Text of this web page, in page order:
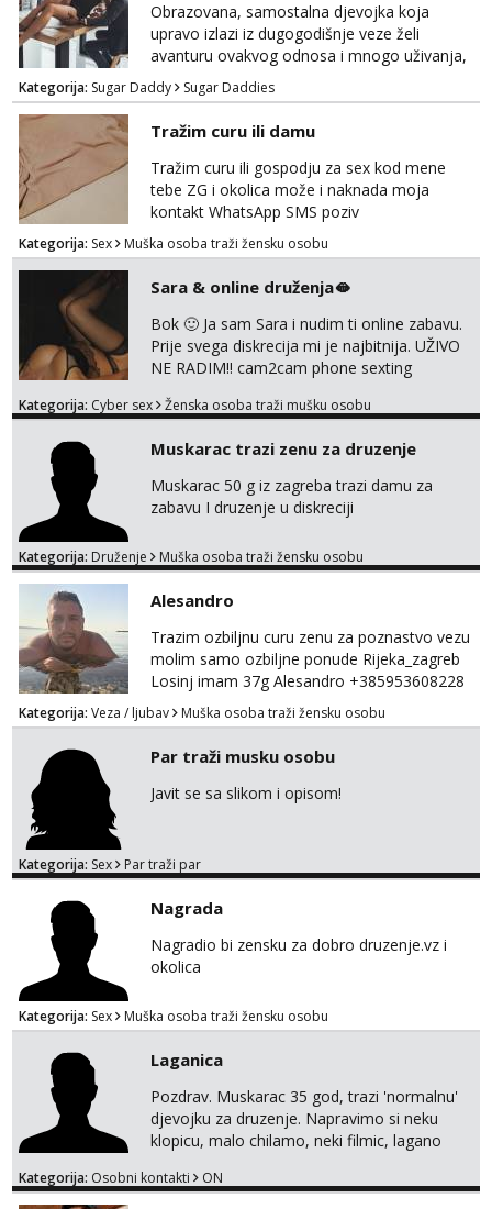
Obrazovana, samostalna djevojka koja
upravo izlazi iz dugogodišnje veze želi
avanturu ovakvog odnosa i mnogo uživanja,
poklona, pažnje i putovanja. Moguća i
poslovna saradnja ako nam se interesi
poklapaju. Mnogo senzualnosti i lijepe
energije. Javite mi se sa opisom što opširnijim
jer od toga ovisi da li ću odgovoriti. Isključivo
tražim nekoga za duži vremenski period.
Naravno njegovanog i galantn...
Kategorija: Sugar Daddy Sugar Daddies
Tražim curu ili damu
Tražim curu ili gospodju za sex kod mene
tebe ZG i okolica može i naknada moja
kontakt WhatsApp SMS poziv
Kategorija: Sex Muška osoba traži žensku osobu
Sara & online druženja🫦
Bok 🙂 Ja sam Sara i nudim ti online zabavu.
Prije svega diskrecija mi je najbitnija. UŽIVO
NE RADIM!! cam2cam phone sexting
partnerom ili partnericom te naši porno
termin. P.S. tražit ćeš me još 🫠💦
Kategorija: Cyber sex Ženska osoba traži mušku osobu
Muskarac trazi zenu za druzenje
Muskarac 50 g iz zagreba trazi damu za
zabavu I druzenje u diskreciji
Kategorija: Druženje Muška osoba traži žensku osobu
Alesandro
Trazim ozbiljnu curu zenu za poznastvo vezu
molim samo ozbiljne ponude Rijeka_zagreb
Losinj imam 37g Alesandro +385953608228
Kategorija: Veza / ljubav Muška osoba traži žensku osobu
Par traži musku osobu
Javit se sa slikom i opisom!
Kategorija: Sex Par traži par
Nagrada
Nagradio bi zensku za dobro druzenje.vz i
okolica
Kategorija: Sex Muška osoba traži žensku osobu
Laganica
Pozdrav. Muskarac 35 god, trazi 'normalnu'
djevojku za druzenje. Napravimo si neku
klopicu, malo chilamo, neki filmic, lagano
pretjerano bitan koliko iznutra. Bucke se
Kategorija: Osobni kontakti ON